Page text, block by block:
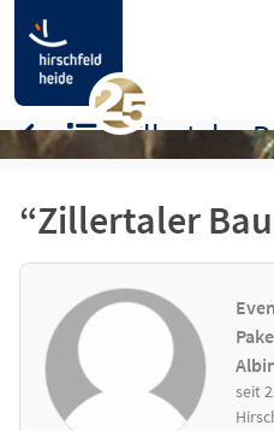
“Zillertaler
seit
“Zillertaler